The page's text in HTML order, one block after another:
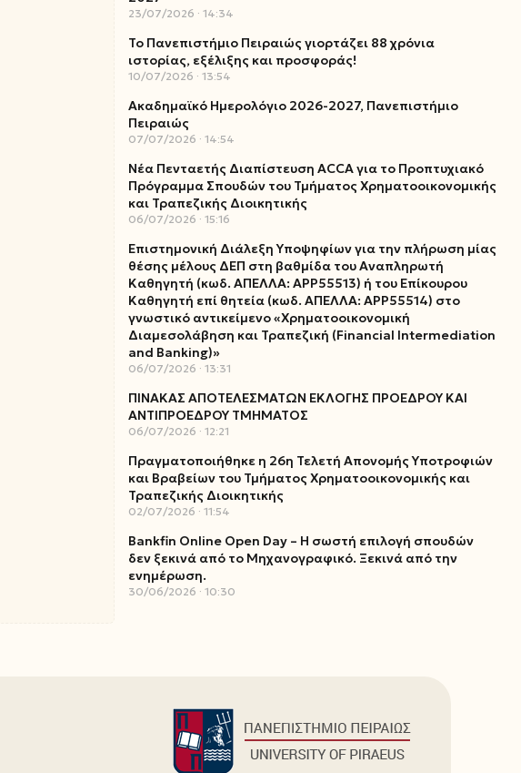
23/07/2026 14:34
Το Πανεπιστήμιο Πειραιώς γιορτάζει 88 χρόνια
ιστορίας, εξέλιξης και προσφοράς!
10/07/2026 13:54
Ακαδημαϊκό Ημερολόγιο 2026-2027, Πανεπιστήμιο
Πειραιώς
07/07/2026 14:54
Νέα Πενταετής Διαπίστευση ACCA για το Προπτυχιακό
Πρόγραμμα Σπουδών του Τμήματος Χρηματοοικονομικής
και Τραπεζικής Διοικητικής
06/07/2026 15:16
Επιστημονική Διάλεξη Υποψηφίων για την πλήρωση μίας
θέσης μέλους ΔΕΠ στη βαθμίδα του Αναπληρωτή
Καθηγητή (κωδ. ΑΠΕΛΛΑ: ΑΡΡ55513) ή του Επίκουρου
Καθηγητή επί θητεία (κωδ. ΑΠΕΛΛΑ: ΑΡΡ55514) στο
γνωστικό αντικείμενο «Χρηματοοικονομική
Διαμεσολάβηση και Τραπεζική (Financial Intermediation
and Banking)»
06/07/2026 13:31
ΠΙΝΑΚΑΣ ΑΠΟΤΕΛΕΣΜΑΤΩΝ ΕΚΛΟΓΗΣ ΠΡΟΕΔΡΟΥ ΚΑΙ
ΑΝΤΙΠΡΟΕΔΡΟΥ ΤΜΗΜΑΤΟΣ
06/07/2026 12:21
Πραγματοποιήθηκε η 26η Τελετή Απονομής Υποτροφιών
και Βραβείων του Τμήματος Χρηματοοικονομικής και
Τραπεζικής Διοικητικής
02/07/2026 11:54
Bankfin Online Open Day – Η σωστή επιλογή σπουδών
δεν ξεκινά από το Μηχανογραφικό. Ξεκινά από την
ενημέρωση.
30/06/2026 10:30